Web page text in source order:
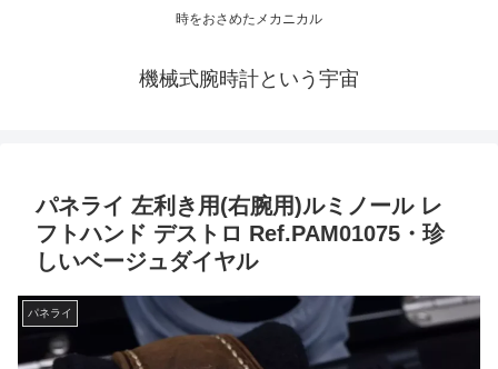
時をおさめたメカニカル
機械式腕時計という宇宙
パネライ 左利き用(右腕用)ルミノール レ
フトハンド デストロ Ref.PAM01075・珍
しいベージュダイヤル
パネライ